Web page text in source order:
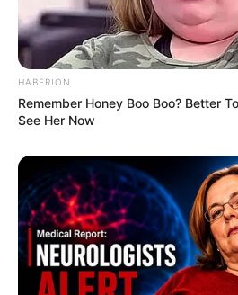
If You Owe $20,000 Across 4
JG WENTWORTH
HABERION
Remember Honey Boo Boo? Better
See Her Now